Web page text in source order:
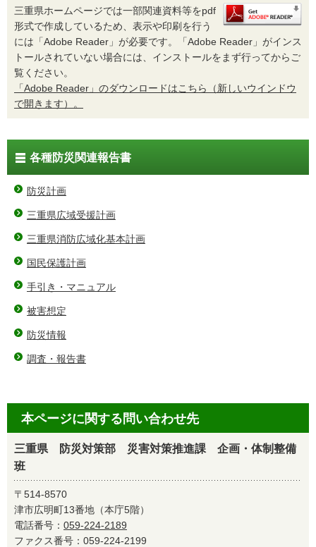
三重県ホームページでは一部関連資料等をpdf
形式で作成しているため、表示や印刷を行う
には「Adobe Reader」が必要です。「Adobe Reader」がインス
トールされていない場合には、インストールをまず行ってからご
覧ください。
「Adobe Reader」のダウンロードはこちら（新しいウインドウ
で開きます）。
各種防災関連報告書
防災計画
三重県広域受援計画
三重県消防広域化基本計画
国民保護計画
手引き・マニュアル
被害想定
防災情報
調査・報告書
本ページに関する問い合わせ先
三重県 防災対策部 災害対策推進課 企画・体制整備
班
〒514-8570
津市広明町13番地（本庁5階）
電話番号： 059-224-2189
ファクス番号：059-224-2199